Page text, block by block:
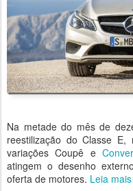
Na metade do mês de
reestilização do Classe
variações Coupê e
atingem o desenho
oferta de motores. Leia mais